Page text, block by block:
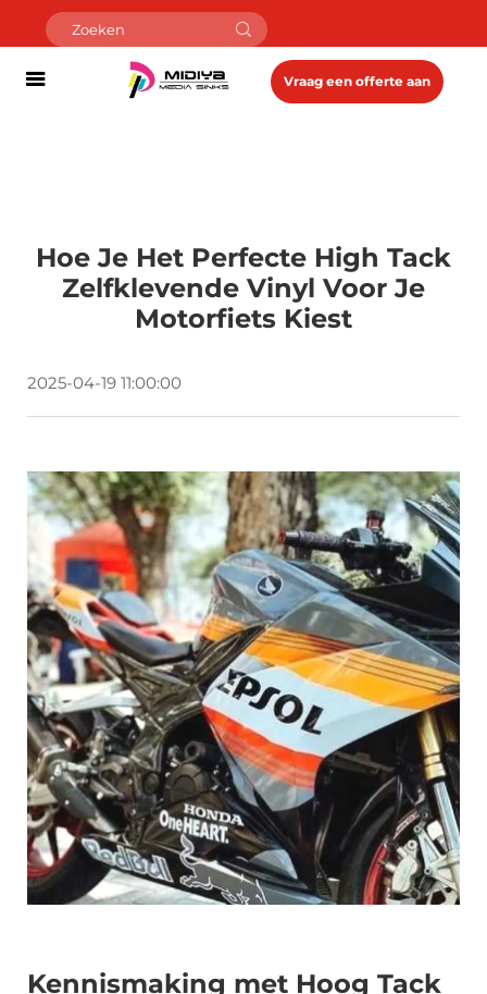
Vraag een offerte aan
Hoe Je Het Perfecte High Tack
Zelfklevende Vinyl Voor Je
Motorfiets Kiest
2025-04-19 11:00:00
Kennismaking met Hoog Tack